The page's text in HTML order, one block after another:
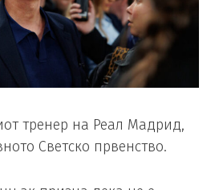
тренер на Реал Мадрид,
Светско првенство.